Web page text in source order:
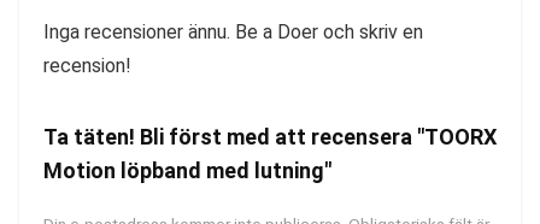
Inga recensioner ännu. Be a Doer och skriv en
recension!
Ta täten! Bli först med att recensera "TOORX
Motion löpband med lutning"